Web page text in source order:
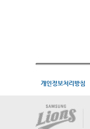
개인정보처리방침